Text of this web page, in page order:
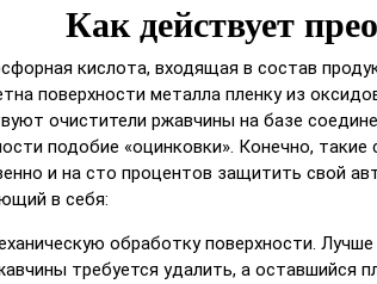
Как действует
кислота, входящая в состав
поверхности металла пленку из
очистители ржавчины на базе
подобие «оцинковки». Конечно,
и на сто процентов защитить свой
в себя:
обработку поверхности.
требуется удалить, а оставшийся